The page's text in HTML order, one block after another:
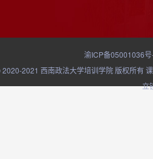
渝ICP备05001036
2021 西南政法大学培训学院 版权所有
立